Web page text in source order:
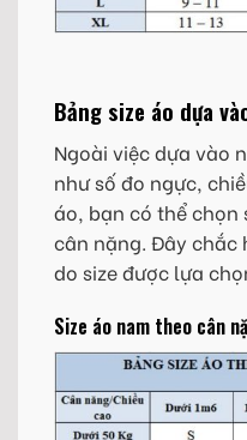
Bảng size áo dựa
Ngoài việc dựa vào
như số đo ngực,
áo, bạn có thể chọn
cân nặng. Đây chắc
do size được lựa
Size áo nam theo cân